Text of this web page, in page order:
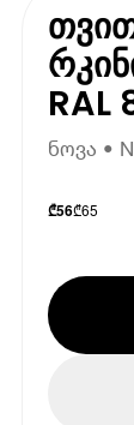
RAL
ნოვა •
₾56₾65